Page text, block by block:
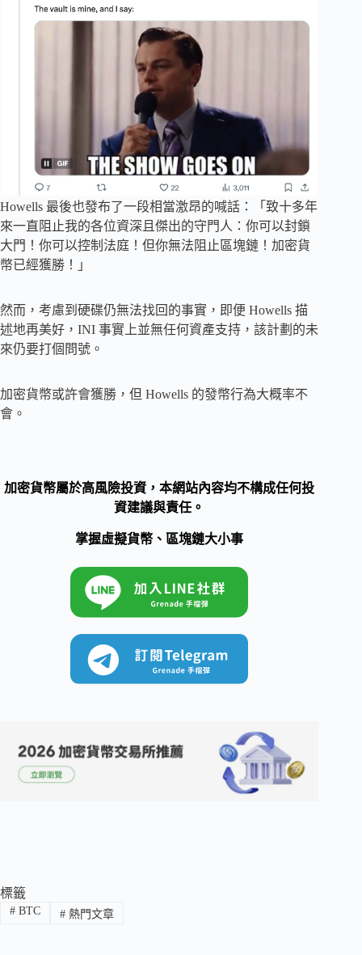
Howells 最後也發布了一段相當激昂的喊話：「致十多年
來一直阻止我的各位資深且傑出的守門人：你可以封鎖
大門！你可以控制法庭！但你無法阻止區塊鏈！加密貨
幣已經獲勝！」
然而，考慮到硬碟仍無法找回的事實，即便 Howells 描
述地再美好，INI 事實上並無任何資產支持，該計劃的未
來仍要打個問號。
加密貨幣或許會獲勝，但 Howells 的發幣行為大概率不
會。
加密貨幣屬於高風險投資，本網站內容均不構成任何投
資建議與責任。
掌握虛擬貨幣、區塊鏈大小事
標籤
#BTC #熱門文章